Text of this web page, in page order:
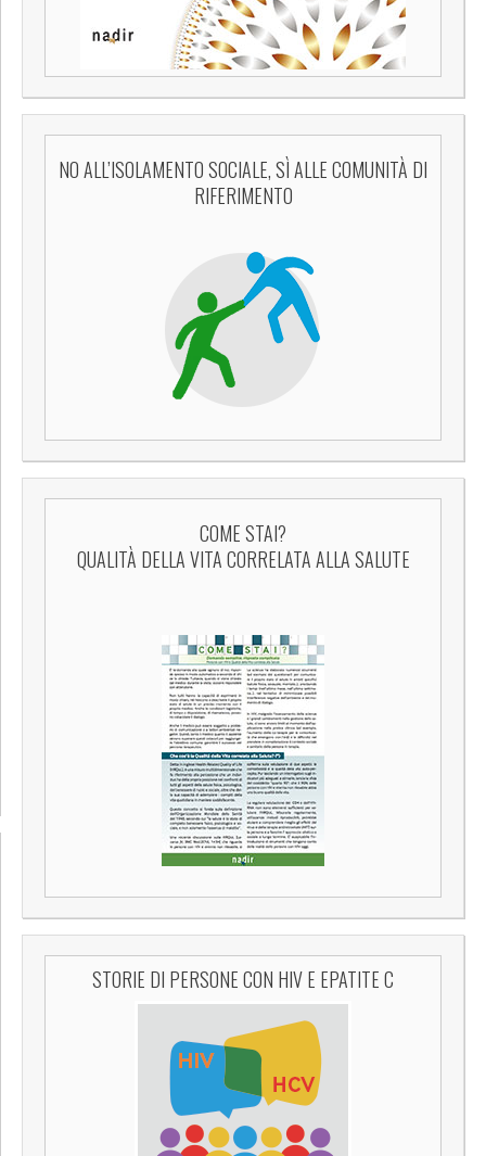
NO ALL’ISOLAMENTO SOCIALE, SÌ ALLE COMUNITÀ DI
RIFERIMENTO
COME STAI?
QUALITÀ DELLA VITA CORRELATA ALLA SALUTE
STORIE DI PERSONE CON HIV E EPATITE C